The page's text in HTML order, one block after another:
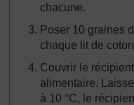
chacune.
Poser 10 graines
chaque lit de
Couvrir le
alimentaire.
à 10 °C, le